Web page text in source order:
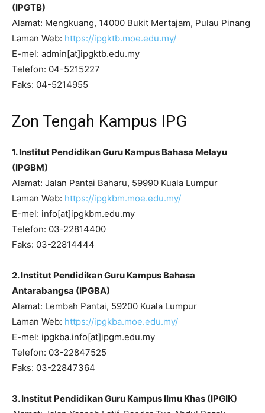
(IPGTB)
Alamat: Mengkuang, 14000 Bukit Mertajam, Pulau Pinang
Laman Web: https://ipgktb.moe.edu.my/
E-mel: admin[at]ipgktb.edu.my
Telefon: 04-5215227
Faks: 04-5214955
Zon Tengah Kampus IPG
1. Institut Pendidikan Guru Kampus Bahasa Melayu
(IPGBM)
Alamat: Jalan Pantai Baharu, 59990 Kuala Lumpur
Laman Web: https://ipgkbm.moe.edu.my/
E-mel: info[at]ipgkbm.edu.my
Telefon: 03-22814400
Faks: 03-22814444
2. Institut Pendidikan Guru Kampus Bahasa
Antarabangsa (IPGBA)
Alamat: Lembah Pantai, 59200 Kuala Lumpur
Laman Web: https://ipgkba.moe.edu.my/
E-mel: ipgkba.info[at]ipgm.edu.my
Telefon: 03-22847525
Faks: 03-22847364
3. Institut Pendidikan Guru Kampus Ilmu Khas (IPGIK)